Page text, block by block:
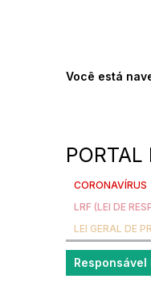
Você está
PORTAL
CORONAVÍRUS
LRF (LEI DE
LEI GERAL DE
Responsável